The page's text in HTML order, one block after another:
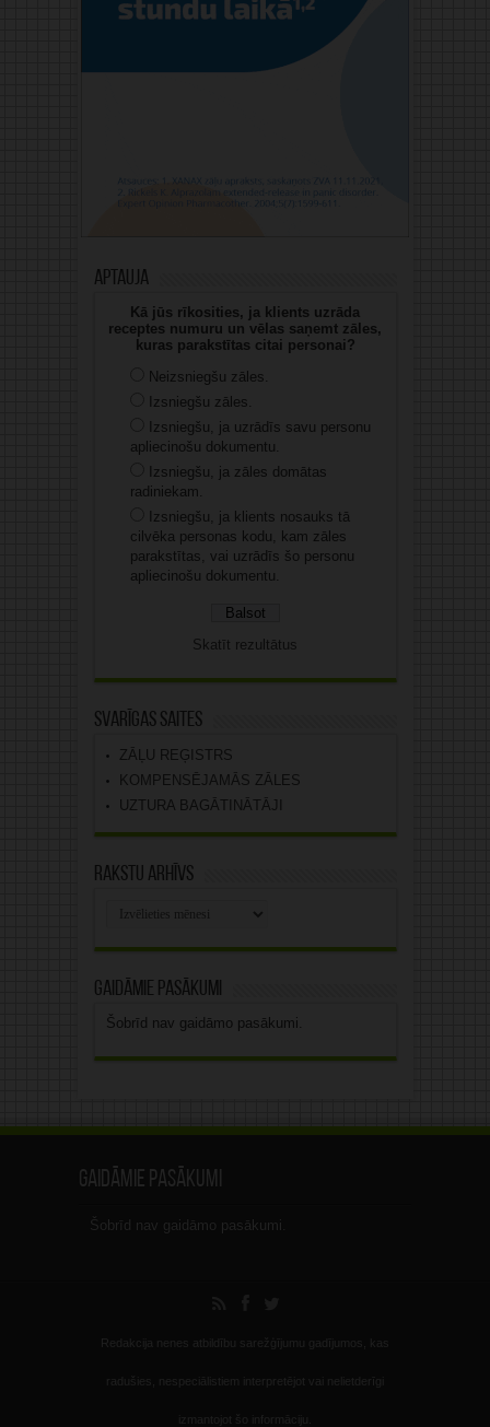
Aptauja
Kā jūs rīkosities, ja klients uzrāda
receptes numuru un vēlas saņemt zāles,
kuras parakstītas citai personai?
Neizsniegšu zāles.
Izsniegšu zāles.
Izsniegšu, ja uzrādīs savu personu
apliecinošu dokumentu.
Izsniegšu, ja zāles domātas
radiniekam.
Izsniegšu, ja klients nosauks tā
cilvēka personas kodu, kam zāles
parakstītas, vai uzrādīs šo personu
apliecinošu dokumentu.
Skatīt rezultātus
Svarīgas saites
ZĀĻU REĢISTRS
KOMPENSĒJAMĀS ZĀLES
UZTURA BAGĀTINĀTĀJI
Rakstu arhīvs
Gaidāmie pasākumi
Šobrīd nav gaidāmo pasākumi.
Gaidāmie pasākumi
Šobrīd nav gaidāmo pasākumi.
Redakcija nenes atbildību sarežģījumu gadījumos, kas